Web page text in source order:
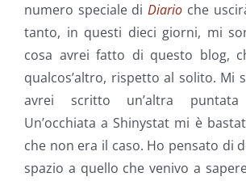
numero speciale diDiario che
tanto, in questi dieci giorni, mi
cosa avrei fatto di questo blog,
qualcos’altro, rispetto al solito. Mi
avrei scritto un’altra
Un’occhiata a Shinystat mi è
che non era il caso. Ho pensato di
spazio a quello che venivo a